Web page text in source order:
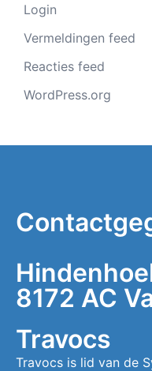
Login
Vermeldingen feed
Reacties feed
WordPress.org
8172 AC
Travocs
Travocs is lid van de